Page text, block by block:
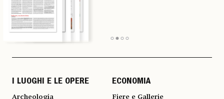
I LUOGHI E LE OPERE
Archeologia
ECONOMIA
Fiere e Gallerie